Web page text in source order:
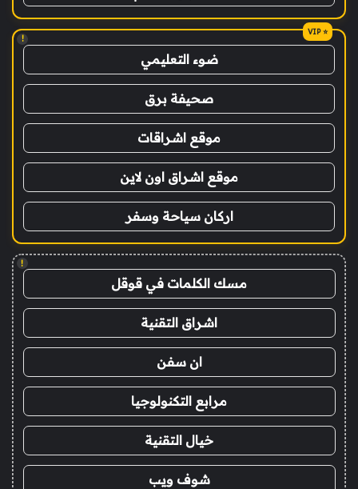
!
ضوء التعليمي
صحيفة برق
موقع اشراقات
موقع اشراق اون لاين
اركان سياحة وسفر
!
مسك الكلمات في قوقل
اشراق التقنية
ان سفن
مرابع التكنولوجيا
خيال التقنية
شوف ويب